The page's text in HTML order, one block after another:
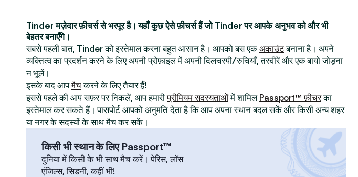
Tinder मज़ेदार फ़ीचर्स से भरपूर है। यहाँ कुछ ऐसे फ़ीचर्स हैं जो Tinder पर आपके अनुभव को और भी
बेहतर बनाएँगे।
सबसे पहली बात, Tinder को इस्तेमाल करना बहुत आसान है। आपको बस एक अकाउंटबनाना है। अपने
व्यक्तित्व का प्रदर्शन करने के लिए अपनी प्रोफ़ाइल में अपनी दिलचस्पी/रुचियाँ, तस्वीरें और एक बायो जोड़ना
न भूलें।
इसके बाद आपमैचकरने के लिए तैयार हैं!
इससे पहले की आप सफ़र पर निकलें, आप हमारीप्रीमियम सदस्यताओंमें शामिल Passport™ फ़ीचरका
इस्तेमाल कर सकते हैं। पासपोर्ट आपको अनुमति देता है कि आप अपना स्थान बदल सकें और किसी अन्य शहर
या नगर के सदस्यों के साथ मैच कर सकें।
किसी भी स्थान के लिए Passport™
दुनिया में किसी के भी साथ मैच करें। पेरिस, लॉस
एंजिल्स, सिडनी, कहीं भी!